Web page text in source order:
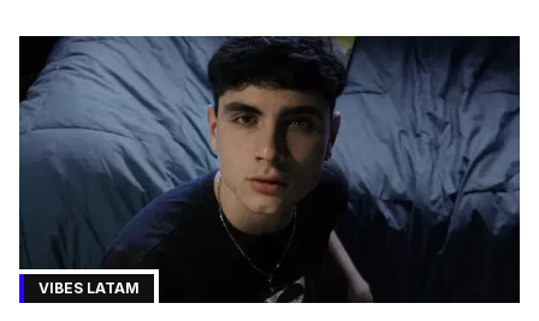
VIBES LATAM